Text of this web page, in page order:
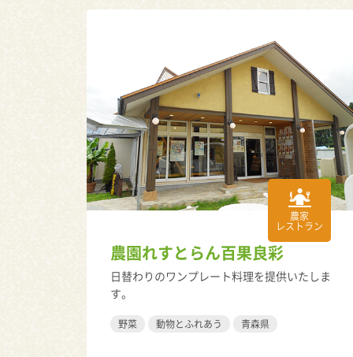
農家
レストラン
農園れすとらん百果良彩
日替わりのワンプレート料理を提供いたしま
す。
野菜 動物とふれあう 青森県